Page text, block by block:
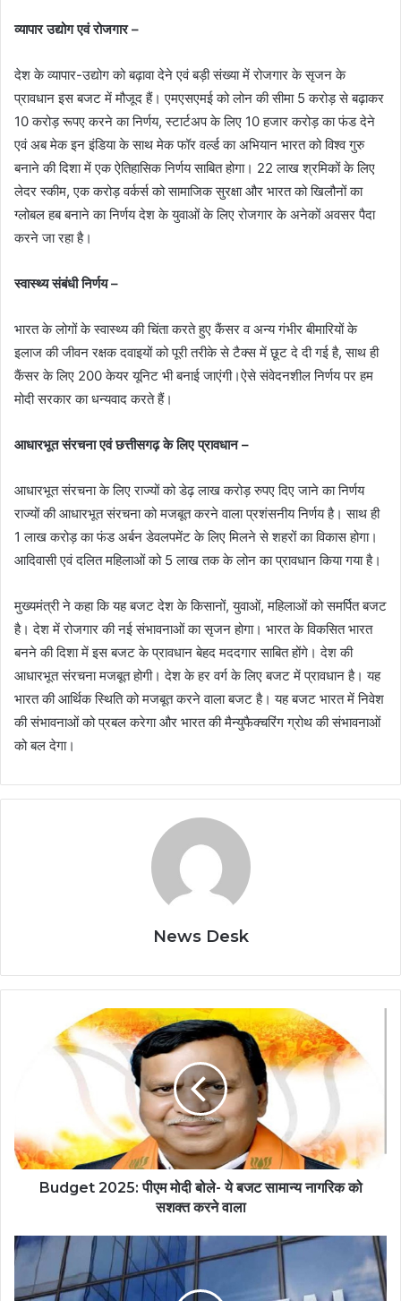
व्यापार उद्योग एवं रोजगार –
देश के व्यापार-उद्योग को बढ़ावा देने एवं बड़ी संख्या में रोजगार के सृजन के
प्रावधान इस बजट में मौजूद हैं। एमएसएमई को लोन की सीमा 5 करोड़ से बढ़ाकर
10 करोड़ रूपए करने का निर्णय, स्टार्टअप के लिए 10 हजार करोड़ का फंड देने
एवं अब मेक इन इंडिया के साथ मेक फॉर वर्ल्ड का अभियान भारत को विश्व गुरु
बनाने की दिशा में एक ऐतिहासिक निर्णय साबित होगा। 22 लाख श्रमिकों के लिए
लेदर स्कीम, एक करोड़ वर्कर्स को सामाजिक सुरक्षा और भारत को खिलौनों का
ग्लोबल हब बनाने का निर्णय देश के युवाओं के लिए रोजगार के अनेकों अवसर पैदा
करने जा रहा है।
स्वास्थ्य संबंधी निर्णय –
भारत के लोगों के स्वास्थ्य की चिंता करते हुए कैंसर व अन्य गंभीर बीमारियों के
इलाज की जीवन रक्षक दवाइयों को पूरी तरीके से टैक्स में छूट दे दी गई है, साथ ही
कैंसर के लिए 200 केयर यूनिट भी बनाई जाएंगी।ऐसे संवेदनशील निर्णय पर हम
मोदी सरकार का धन्यवाद करते हैं।
आधारभूत संरचना एवं छत्तीसगढ़ के लिए प्रावधान –
आधारभूत संरचना के लिए राज्यों को डेढ़ लाख करोड़ रुपए दिए जाने का निर्णय
राज्यों की आधारभूत संरचना को मजबूत करने वाला प्रशंसनीय निर्णय है। साथ ही
1 लाख करोड़ का फंड अर्बन डेवलपमेंट के लिए मिलने से शहरों का विकास होगा।
आदिवासी एवं दलित महिलाओं को 5 लाख तक के लोन का प्रावधान किया गया है।
मुख्यमंत्री ने कहा कि यह बजट देश के किसानों, युवाओं, महिलाओं को समर्पित बजट
है। देश में रोजगार की नई संभावनाओं का सृजन होगा। भारत के विकसित भारत
बनने की दिशा में इस बजट के प्रावधान बेहद मददगार साबित होंगे। देश की
आधारभूत संरचना मजबूत होगी। देश के हर वर्ग के लिए बजट में प्रावधान है। यह
भारत की आर्थिक स्थिति को मजबूत करने वाला बजट है। यह बजट भारत में निवेश
की संभावनाओं को प्रबल करेगा और भारत की मैन्युफैक्चरिंग ग्रोथ की संभावनाओं
को बल देगा।
News Desk
Budget 2025: पीएम मोदी बोले- ये बजट सामान्य नागरिक को
सशक्त करने वाला